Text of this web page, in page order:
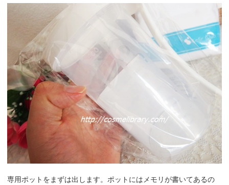
専用ポットをまずは出します。ポットにはメモリが書いてあるの